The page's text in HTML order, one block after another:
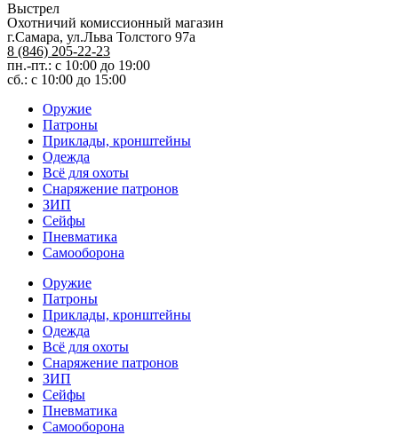
Выстрел
Охотничий комиссионный магазин
г.Самара, ул.Льва Толстого 97а
8 (846) 205-22-23
пн.-пт.: с 10:00 до 19:00
сб.: с 10:00 до 15:00
Оружие
Патроны
Приклады, кронштейны
Одежда
Всё для охоты
Снаряжение патронов
ЗИП
Сейфы
Пневматика
Самооборона
Оружие
Патроны
Приклады, кронштейны
Одежда
Всё для охоты
Снаряжение патронов
ЗИП
Сейфы
Пневматика
Самооборона